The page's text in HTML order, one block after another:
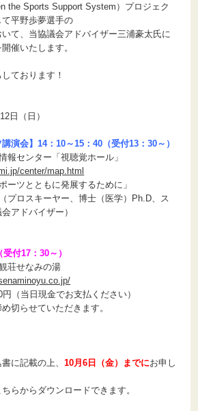
the Sports Support System）プロジェク
て平野歩夢選手の
て、当協議会アドバイザー三浦豪太氏に
催いたします。
ております！
日（日）
演会】14：10～15：40（受付13：30～）
報センター「視聴覚ホール」
center/map.html
ツとともに発展するために」
ロスキーヤー、博士（医学）Ph.D、ス
アドバイザー）
付17：30～）
荘せなみの湯
（当日現金でお支払ください）
切らせていただきます。
書に記載の上、10月6日（金）までにお申し
らからダウンロードできます。